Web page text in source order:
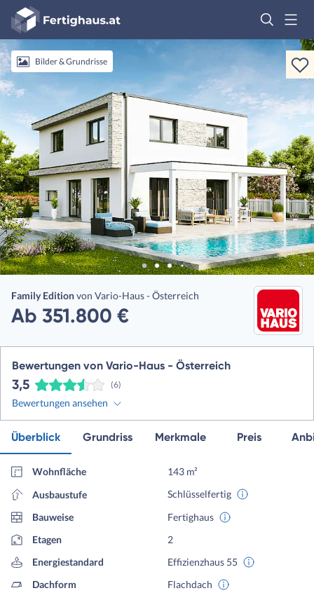
Fertighaus
Logo
AnmeldenBilder & Grundrisse
Family Editionvon Vario-Haus - Österreich
Ab 351.800 €
Bewertungen von Vario-Haus - Österreich
3,5 (6)
Bewertungen ansehen
Überblick Grundriss Merkmale Preis
Wohnfläche
143 m²
Ausbaustufe
Schlüsselfertig
Bauweise
Fertighaus
Etagen
2
Energiestandard
Effizienzhaus 55
Dachform
Flachdach